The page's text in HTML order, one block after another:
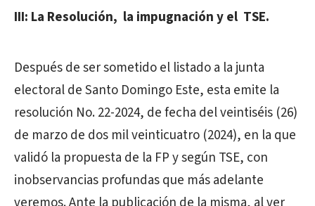
III: La Resolución, la impugnación y el TSE.
Después de ser sometido el listado a la junta
electoral de Santo Domingo Este, esta emite la
resolución No. 22-2024, de fecha del veintiséis (26)
de marzo de dos mil veinticuatro (2024), en la que
validó la propuesta de la FP y según TSE, con
inobservancias profundas que más adelante